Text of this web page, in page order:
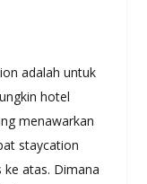
adalah untuk
hotel
menawarkan
staycation
atas. Dimana